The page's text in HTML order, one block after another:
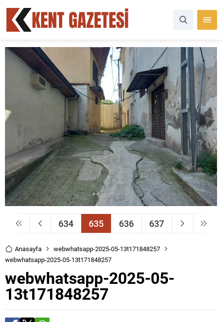
634 635 636 637
Anasayfa
webwhatsapp-2025-05-13t171848257
webwhatsapp-2025-05-13t171848257
webwhatsapp-2025-05-
13t171848257